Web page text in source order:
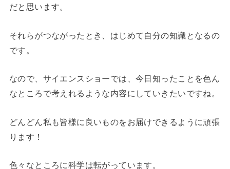
だと思います。
それらがつながったとき、はじめて自分の知識となるの
です。
なので、サイエンスショーでは、今日知ったことを色ん
なところで考えれるような内容にしていきたいですね。
どんどん私も皆様に良いものをお届けできるように頑張
ります！
色々なところに科学は転がっています。